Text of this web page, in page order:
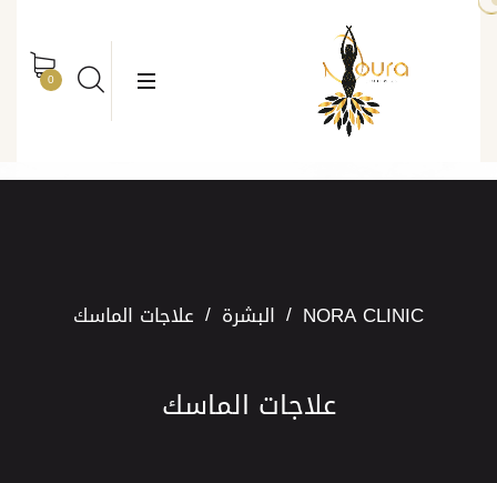
0
NORA CLINIC البشرة علاجات الماسك
علاجات الماسك